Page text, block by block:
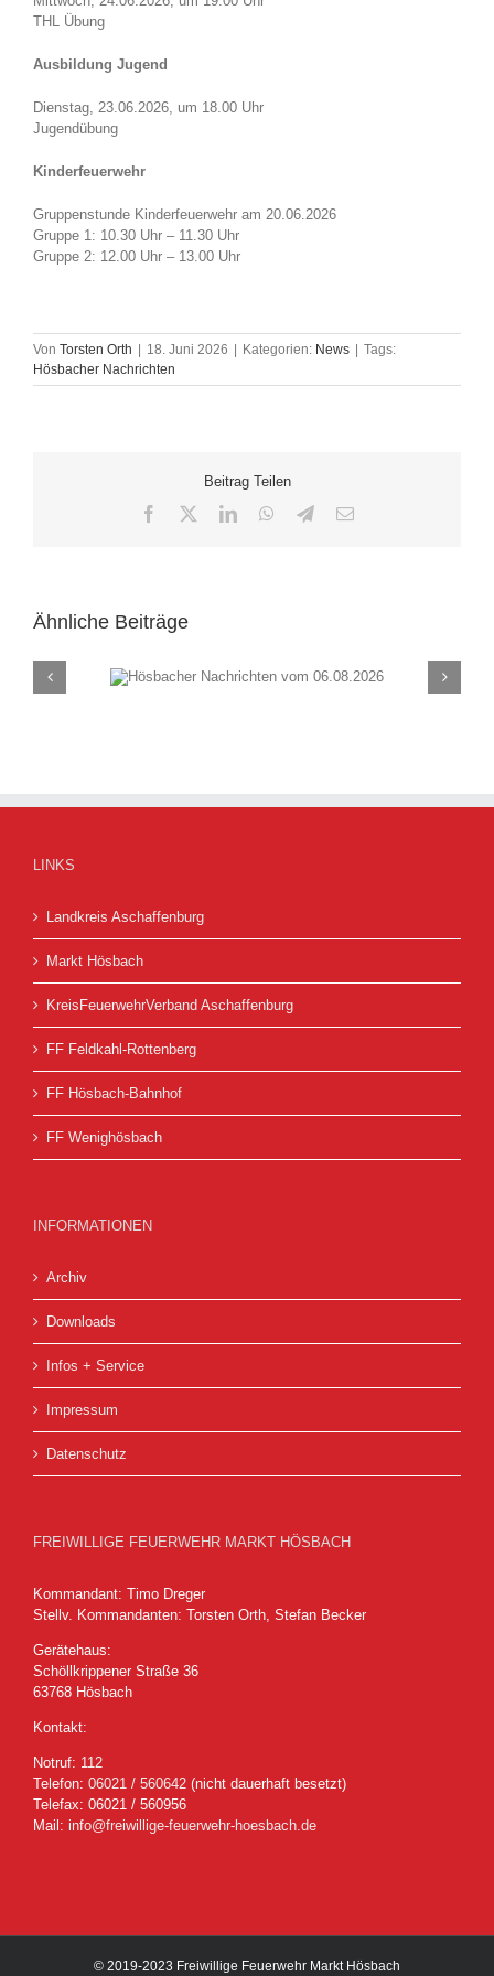
THL Übung
Ausbildung Jugend
Dienstag, 23.06.2026, um 18.00 Uhr
Jugendübung
Kinderfeuerwehr
Gruppenstunde Kinderfeuerwehr am 20.06.2026
Gruppe 1: 10.30 Uhr – 11.30 Uhr
Gruppe 2: 12.00 Uhr – 13.00 Uhr
Von Torsten Orth | 18. Juni 2026 | Kategorien: News | Tags:
Hösbacher Nachrichten
Beitrag Teilen
Facebook LinkedInWhatsApp
Telegram
E-
Ähnliche Beiträge
vom
Hösbacher
LINKS
Landkreis Aschaffenburg
Markt Hösbach
KreisFeuerwehrVerband Aschaffenburg
FF Feldkahl-Rottenberg
FF Hösbach-Bahnhof
FF Wenighösbach
INFORMATIONEN
Archiv
Downloads
Infos + Service
Impressum
Datenschutz
FREIWILLIGE FEUERWEHR MARKT HÖSBACH
Kommandant: Timo Dreger
Stellv. Kommandanten: Torsten Orth, Stefan Becker
Gerätehaus:
Schöllkrippener Straße 36
63768 Hösbach
Kontakt:
Notruf: 112
Telefon: 06021 / 560642 (nicht dauerhaft besetzt)
Telefax: 06021 / 560956
Mail: info@freiwillige-feuerwehr-hoesbach.de
© 2019-2023 Freiwillige Feuerwehr Markt Hösbach